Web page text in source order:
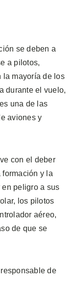
se deben a
a pilotos,
la mayoría de los
durante el vuelo,
una de las
aviones y
con el deber
y la
peligro a sus
los pilotos
aéreo,
de que se
de